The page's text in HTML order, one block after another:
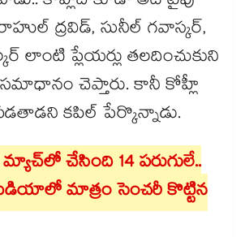
ద్రవిడ్, సునీల్ గవాస్కర్,
లాంటి ప్లేయర్లు తలదించుకుని
చెప్తారు. కానీ కోహ్లీ
కపిల్ పేర్కొన్నాడు.
మ్యాచ్‌లో చేసింది 14 పరుగులే..
మాత్రం సెంచరీ కొట్టిన